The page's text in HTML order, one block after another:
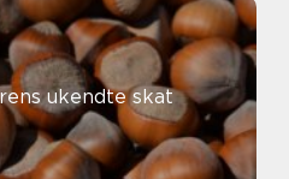
ukendte skat